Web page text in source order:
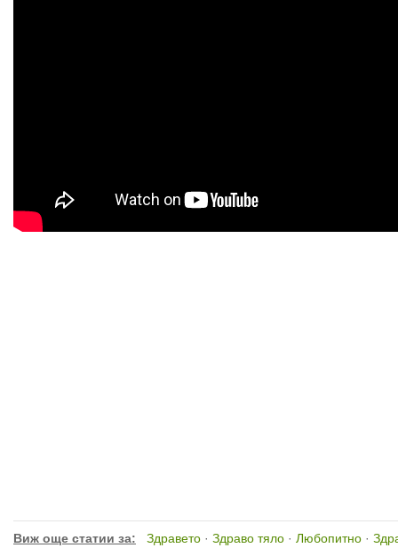
Виж още статии за: Здравето · Здраво тяло · Любопитно ·